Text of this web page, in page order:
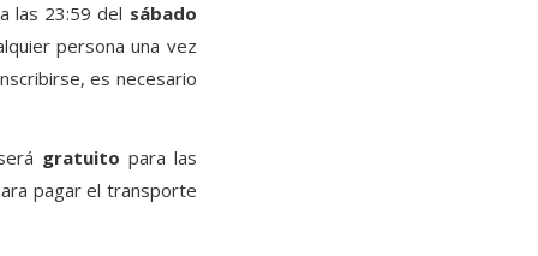
las 23:59 del sábado
persona una vez
es necesario
gratuito para las
pagar el transporte